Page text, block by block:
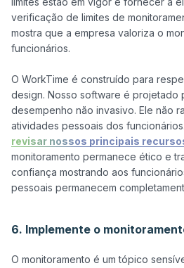
verificação de limites de
mostra que a empresa valoriza o
funcionários.
O WorkTime é construído para
design. Nosso software é projetado
desempenho não invasivo. Ele não
revisar nossos principais
monitoramento permanece ético e
confiança mostrando aos
pessoais permanecem
6. Implemente o
O monitoramento é um tópico